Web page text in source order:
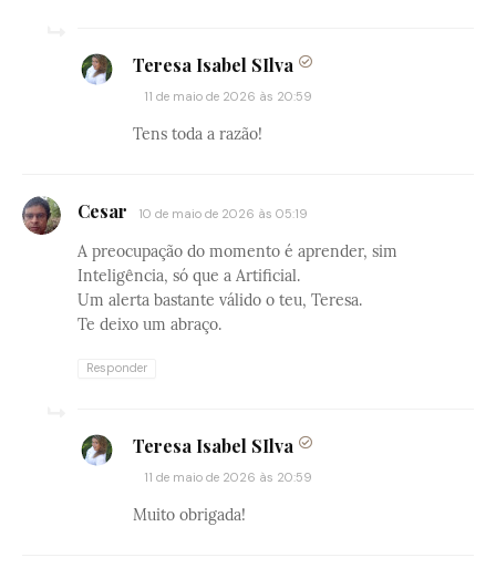
Teresa Isabel SIlva
11 de maio de 2026 às 20:59
Tens toda a razão!
Cesar 10 de maio de 2026 às 05:19
A preocupação do momento é aprender, sim
Inteligência, só que a Artificial.
Um alerta bastante válido o teu, Teresa.
Te deixo um abraço.
Responder
Teresa Isabel SIlva
11 de maio de 2026 às 20:59
Muito obrigada!